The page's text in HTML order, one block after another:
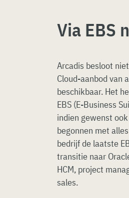
Via EBS
Arcadis besloot
Cloud-aanbod van
beschikbaar. Het
EBS (E-Business
indien gewenst
begonnen met
bedrijf de laatste
transitie naar
HCM, project
sales.